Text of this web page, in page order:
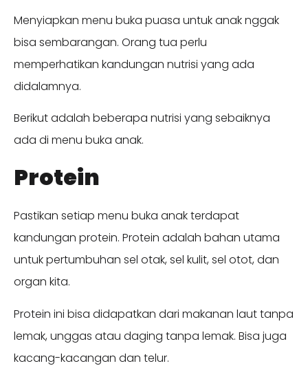
Menyiapkan menu buka puasa untuk anak nggak
bisa sembarangan. Orang tua perlu
memperhatikan kandungan nutrisi yang ada
didalamnya.
Berikut adalah beberapa nutrisi yang sebaiknya
ada di menu buka anak.
Protein
Pastikan setiap menu buka anak terdapat
kandungan protein. Protein adalah bahan utama
untuk pertumbuhan sel otak, sel kulit, sel otot, dan
organ kita.
Protein ini bisa didapatkan dari makanan laut tanpa
lemak, unggas atau daging tanpa lemak. Bisa juga
kacang-kacangan dan telur.